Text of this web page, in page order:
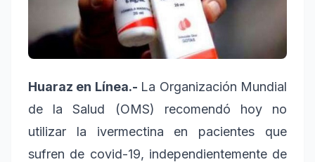
Huaraz en Línea.- La Organización Mundial
de la Salud (OMS) recomendó hoy no
utilizar la ivermectina en pacientes que
sufren de covid-19, independientemente de